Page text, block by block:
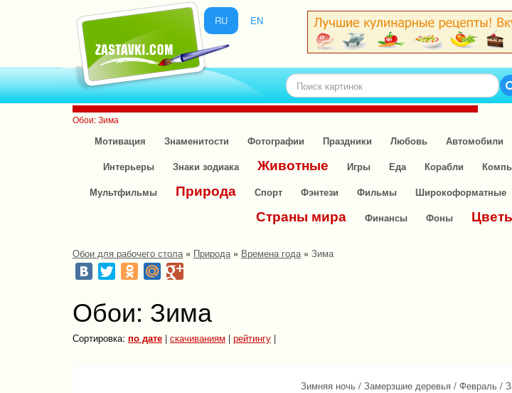
RU EN
Обои: Зима
Мотивация
Знаменитости Фотографии Праздники Любовь Автомобили
Интерьеры
Знаки зодиака Животные Игры Еда Корабли
Мультфильмы
Природа Спорт Фэнтези Фильмы Широкоформатные
Страны мира Финансы Фоны
Обои для рабочего стола» Природа» Времена года» Зима
Обои: Зима
Сортировка: по дате | скачиваниям | рейтингу |
Зимняя ночь / Замерзшие деревья / Февраль /